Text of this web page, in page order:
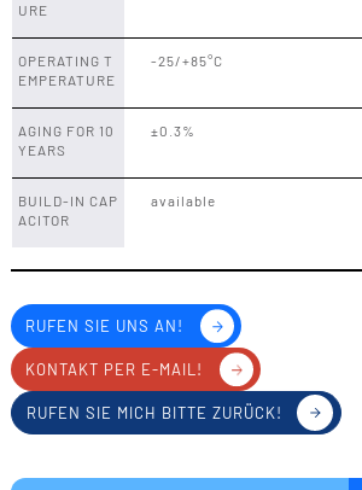
URE
OPERATING T
EMPERATURE
-25/+85°C
AGING FOR 10
YEARS
±0.3%
BUILD-IN CAP
ACITOR
available
RUFEN SIE UNS AN!
KONTAKT PER E-MAIL!
RUFEN SIE MICH BITTE ZURÜCK!